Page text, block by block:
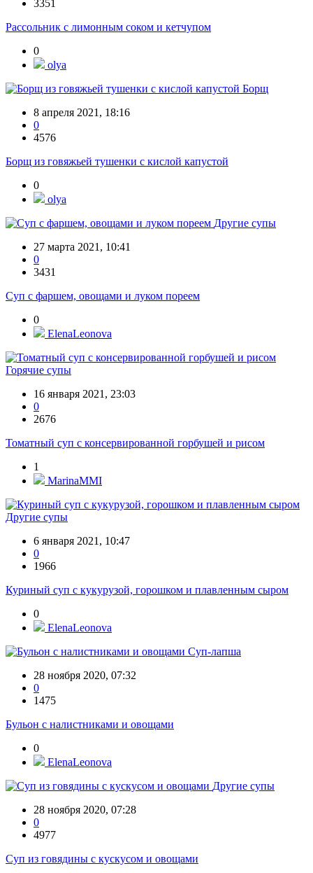
3351
Рассольник с лимонным соком и кетчупом
0
olya
Борщ
8 апреля 2021, 18:16
0
4576
Борщ из говяжьей тушенки с кислой капустой
0
olya
Другие супы
27 марта 2021, 10:41
0
3431
Суп с фаршем, овощами и луком пореем
0
ElenaLeonova
Горячие супы
16 января 2021, 23:03
0
2676
Томатный суп с консервированной горбушей и рисом
1
MarinaMMI
Другие супы
6 января 2021, 10:47
0
1966
Куриный суп с кукурузой, горошком и плавленным сыром
0
ElenaLeonova
Суп-лапша
28 ноября 2020, 07:32
0
1475
Бульон с налистниками и овощами
0
ElenaLeonova
Другие супы
28 ноября 2020, 07:28
0
4977
Суп из говядины с кускусом и овощами